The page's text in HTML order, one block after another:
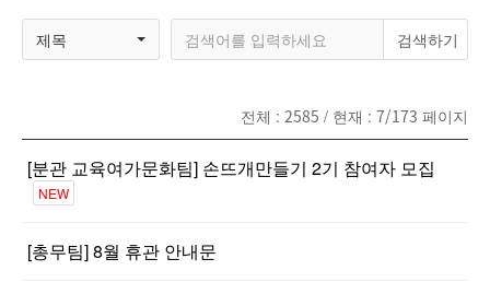
제목
전체 : 2585 / 현재 : 7/173 페이지
[분관 교육여가문화팀] 손뜨개만들기 2기 참여자 모집
NEW
[총무팀] 8월 휴관 안내문